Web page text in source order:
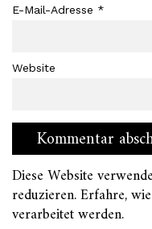
E-Mail-Adresse *
Website
Diese Website
reduzieren.Erfahre,
verarbeitet werden.